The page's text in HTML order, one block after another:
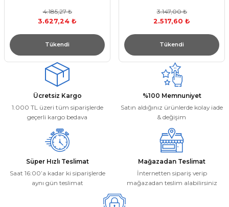
4.185,27 ₺
3.627,24 ₺
Tükendi
3.147,00 ₺
2.517,60 ₺
Tükendi
Ücretsiz Kargo
1.000 TL üzeri tüm siparişlerde
geçerli kargo bedava
%100 Memnuniyet
Satın aldığınız ürünlerde kolay iade
& değişim
Süper Hızlı Teslimat
Saat 16:00’a kadar ki siparişlerde
aynı gün teslimat
Mağazadan Teslimat
İnternetten sipariş verip
mağazadan teslim alabilirsiniz